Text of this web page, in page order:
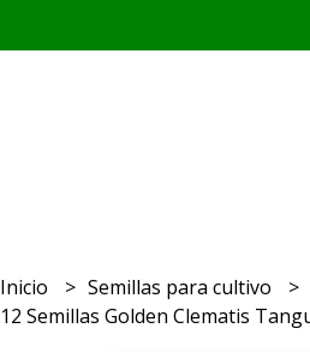
Inicio Semillas para cultivo
12 Semillas Golden Clematis